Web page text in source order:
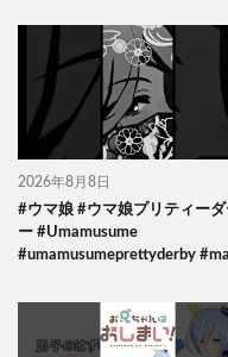
2026年8月8日
#ウマ娘 #ウマ娘プリティー
ー #Umamusume
#umamusumeprettyderby